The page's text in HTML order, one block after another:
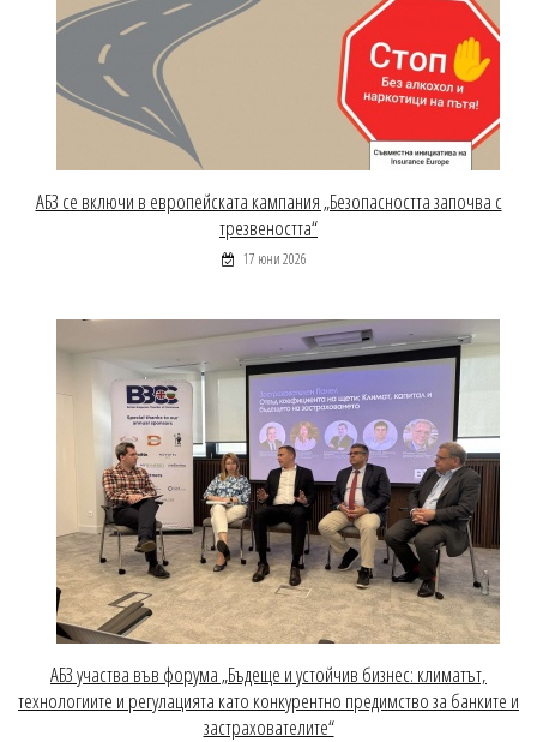
АБЗ се включи в европейската кампания „Безопасността започва с
трезвеността“
17 юни 2026
АБЗ участва във форума „Бъдеще и устойчив бизнес: климатът,
технологиите и регулацията като конкурентно предимство за банките и
застрахователите“